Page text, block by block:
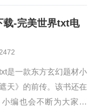
章节出来，小编会第一
简介《完美世界...
载-完美世界txt电
2472
是一款东方玄幻题材小
天》的前传。该书还在
编也会不断为大家更